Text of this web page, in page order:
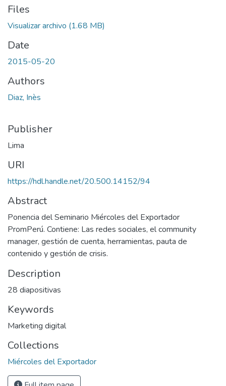
Files
Visualizar archivo (1.68 MB)
Date
2015-05-20
Authors
Diaz, Inès
Publisher
Lima
URI
https://hdl.handle.net/20.500.14152/94
Abstract
Ponencia del Seminario Miércoles del Exportador
PromPerú. Contiene: Las redes sociales, el community
manager, gestión de cuenta, herramientas, pauta de
contenido y gestión de crisis.
Description
28 diapositivas
Keywords
Marketing digital
Collections
Miércoles del Exportador